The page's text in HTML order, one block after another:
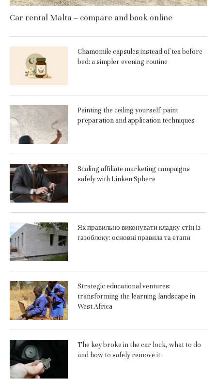
Car rental Malta – compare and book online
Chamomile capsules instead of tea before
bed: a simpler evening routine
Painting the ceiling yourself: paint
preparation and application techniques
Scaling affiliate marketing campaigns
safely with Linken Sphere
Як правильно виконувати кладку стін із
газоблоку: основні правила та етапи
Strategic educational ventures:
transforming the learning landscape in
West Africa
The key broke in the car lock, what to do
and how to safely remove it